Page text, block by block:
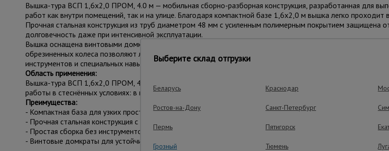
Вышка-тура ВСП 1,6x2,0 ПРОМ, 4.0 м — мобильная сборно-разборная конструкция, разработанная для
работ как внутри помещений, так и на улице. Благодаря компактной базе 1,6x2,0 м вышка легко
Прочная стальная конструкция из труб диаметром 48 мм с усиленным полимерным покрытием защищена
долговечность даже при интенсивной эксплуатации.
Вышка оснащена винтовыми домкратами для устойчивой установки на неровных поверхностях и
обрезиненных колеса позволяют легко перемещать конструкцию по объекту. Сборка осуществляется по
инструментов и специальных навыков. Грузоподъёмность до 250 кг обеспечивает комфортную работу с
Область применения:
Вышка-тура ВСП 1,6x2,0 ПРОМ, 4.0 м применяется в строительстве, ремонте, монтаже вентиляции,
работы в стеснённых условиях: в подъездах, коридорах, на лестничных площадках и узких проходах.
Преимущества:
- Компактная база для узких пространств.
- Прочная стальная конструкция с антикоррозийным покрытием.
- Простая сборка без инструментов.
- Винтовые домкраты для устойчивости на неровностях.
Выберите склад отгрузки
Беларусь Краснодар
Ростов-на-Дону Санкт-Петербург
Пермь Пятигорск
Грозный Тюмень